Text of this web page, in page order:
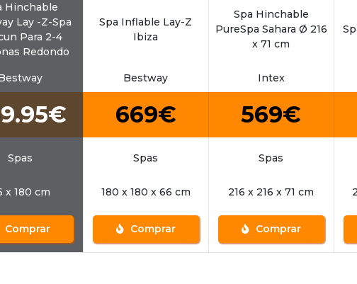
Hinchable
Lay -Z-Spa
Para 2-4
Redondo
Spa Inflable Lay-Z
Ibiza
Spa Hinchable
PureSpa Sahara Ø 216
x 71 cm
Bestway Intex
669€ 569€
Spas Spas Spas
x 180 cm 180 x 180 x 66 cm 216 x 216 x 71 cm
Comprar Comprar Comprar